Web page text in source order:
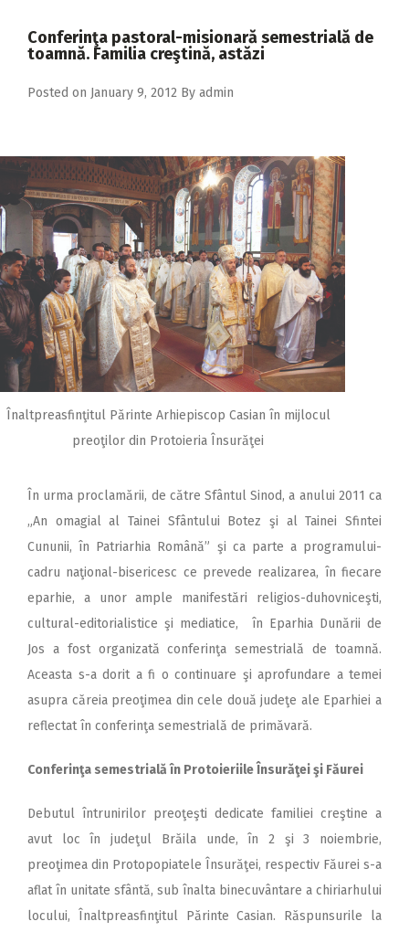
2017
2013
2012
2011
2010
2009
Conferinţa pastoral-misionară semestrială de
toamnă. Familia creştină, astăzi
Posted on January 9, 2012 By admin
Înaltpreasfinţitul Părinte Arhiepiscop Casian în mijlocul
preoţilor din Protoieria Însurăţei
În urma proclamării, de către Sfântul Sinod, a anului 2011 ca
„An omagial al Tainei Sfântului Botez şi al Tainei Sfintei
Cununii, în Patriarhia Română” şi ca parte a programului-
cadru naţional-bisericesc ce prevede realizarea, în fiecare
eparhie, a unor ample manifestări religios-duhovniceşti,
cultural-editorialistice şi mediatice, în Eparhia Dunării de
Jos a fost organizată conferinţa semestrială de toamnă.
Aceasta s-a dorit a fi o continuare şi aprofundare a temei
asupra căreia preoţimea din cele două judeţe ale Eparhiei a
reflectat în conferinţa semestrială de primăvară.
Conferinţa semestrială în Protoieriile Însurăţei şi Făurei
Debutul întrunirilor preoţeşti dedicate familiei creştine a
avut loc în judeţul Brăila unde, în 2 şi 3 noiembrie,
preoţimea din Protopopiatele Însurăţei, respectiv Făurei s-a
aflat în unitate sfântă, sub înalta binecuvântare a chiriarhului
locului, Înaltpreasfinţitul Părinte Casian. Răspunsurile la